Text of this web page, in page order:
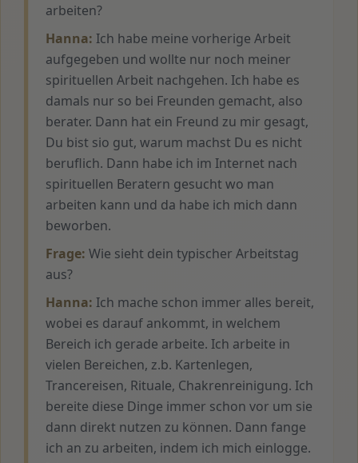
arbeiten?
Hanna: Ich habe meine vorherige Arbeit
aufgegeben und wollte nur noch meiner
spirituellen Arbeit nachgehen. Ich habe es
damals nur so bei Freunden gemacht, also
berater. Dann hat ein Freund zu mir gesagt,
Du bist sio gut, warum machst Du es nicht
beruflich. Dann habe ich im Internet nach
spirituellen Beratern gesucht wo man
arbeiten kann und da habe ich mich dann
beworben.
Frage: Wie sieht dein typischer Arbeitstag
aus?
Hanna: Ich mache schon immer alles bereit,
wobei es darauf ankommt, in welchem
Bereich ich gerade arbeite. Ich arbeite in
vielen Bereichen, z.b. Kartenlegen,
Trancereisen, Rituale, Chakrenreinigung. Ich
bereite diese Dinge immer schon vor um sie
dann direkt nutzen zu können. Dann fange
ich an zu arbeiten, indem ich mich einlogge.